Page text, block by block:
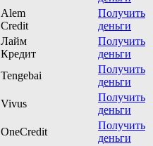
Alem
Credit
Получить
деньги
Лайм
Кредит
Получить
деньги
Tengebai
Получить
деньги
Vivus
Получить
деньги
OneCredit
Получить
деньги